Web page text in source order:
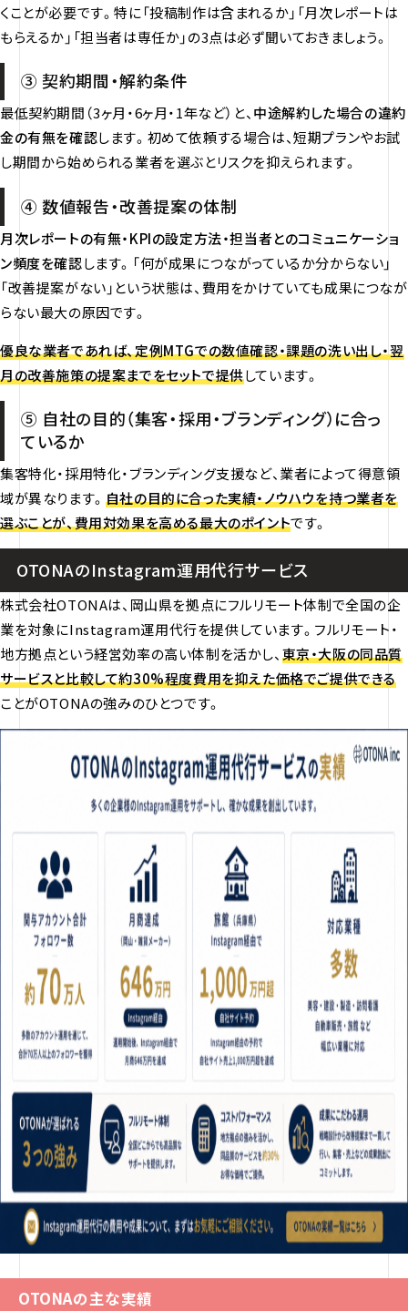
くことが必要です。特に「投稿制作は含まれるか」「月次レポートは
もらえるか」「担当者は専任か」の3点は必ず聞いておきましょう。
③ 契約期間・解約条件
最低契約期間（3ヶ月・6ヶ月・1年など）と、中途解約した場合の違約
金の有無を確認します。初めて依頼する場合は、短期プランやお試
し期間から始められる業者を選ぶとリスクを抑えられます。
④ 数値報告・改善提案の体制
月次レポートの有無・KPIの設定方法・担当者とのコミュニケーショ
ン頻度を確認します。「何が成果につながっているか分からない」
「改善提案がない」という状態は、費用をかけていても成果につなが
らない最大の原因です。
優良な業者であれば、定例MTGでの数値確認・課題の洗い出し・翌
月の改善施策の提案までをセットで提供しています。
⑤ 自社の目的（集客・採用・ブランディング）に合っ
ているか
集客特化・採用特化・ブランディング支援など、業者によって得意領
域が異なります。 自社の目的に合った実績・ノウハウを持つ業者を
選ぶことが、費用対効果を高める最大のポイントです。
OTONAのInstagram運用代行サービス
株式会社OTONAは、岡山県を拠点にフルリモート体制で全国の企
業を対象にInstagram運用代行を提供しています。フルリモート・
地方拠点という経営効率の高い体制を活かし、 東京・大阪の同品質
サービスと比較して約30%程度費用を抑えた価格でご提供できる
ことがOTONAの強みのひとつです。
OTONAの主な実績